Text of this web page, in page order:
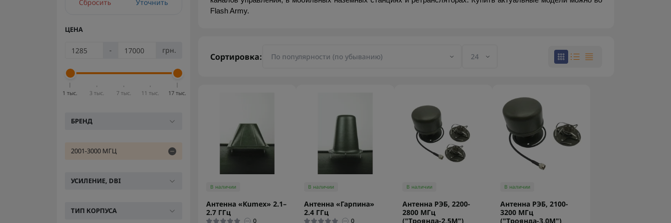
Сбросить Уточнить
ЦЕНА
- грн.
1 тыс. 3 тыс. 7 тыс. 11 тыс. 17 тыс.
БРЕНД
2001-3000 МГЦ
УСИЛЕНИЕ, DBI
ТИП КОРПУСА
Flash Army.
Сортировка:
В наличии
Антенна «Kumex» 2.1–
2.7 ГГц
0
В наличии
Антенна «Гарпина»
2.4 ГГц
0
В наличии
Антенна РЭБ, 2200-
2800 МГц
("Троянда-2,5М")
В наличии
Антенна РЭБ, 2100-
3200 МГц
("Троянда-3,0М")